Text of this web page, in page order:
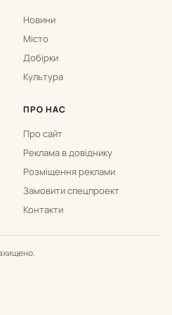
Новини
Місто
Добірки
Культура
ПРО НАС
Про сайт
Реклама в довіднику
Розміщення реклами
Замовити спецпроект
Контакти